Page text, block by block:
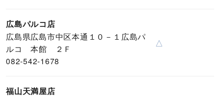
広島パルコ店
広島県広島市中区本通１０－１広島パ
ルコ 本館 ２Ｆ
082-542-1678
△
福山天満屋店